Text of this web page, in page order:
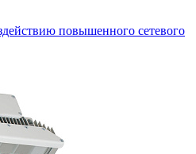
повышенного сетевого